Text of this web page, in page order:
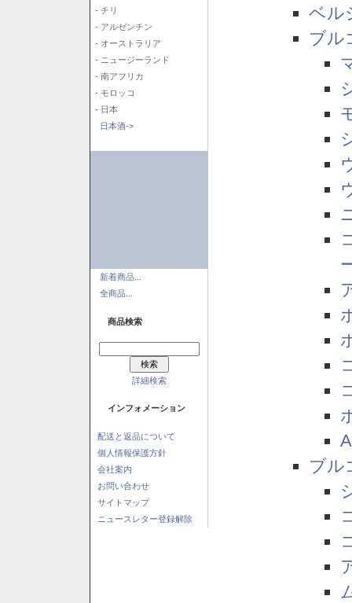
- チリ
- アルゼンチン
- オーストラリア
- ニュージーランド
- 南アフリカ
- モロッコ
- 日本
日本酒->
新着商品...
全商品...
商品検索
詳細検索
インフォメーション
配送と返品について
個人情報保護方針
会社案内
お問い合わせ
サイトマップ
ニュースレター登録解除
ベル
ブル
ブル